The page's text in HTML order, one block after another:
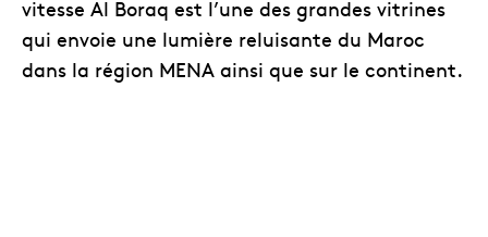
vitesse Al Boraq est l’une des grandes vitrines
qui envoie une lumière reluisante du Maroc
dans la région MENA ainsi que sur le continent.